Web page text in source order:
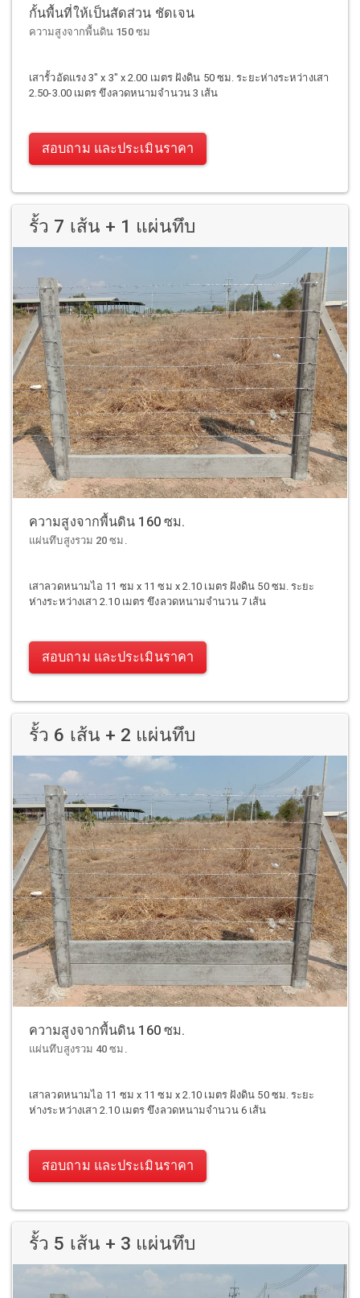
กั้นพื้นที่ให้เป็นสัดส่วน ชัดเจน
ความสูงจากพื้นดิน 150 ซม
เสารั้วอัดแรง 3" x 3" x 2.00 เมตร ฝังดิน 50 ซม. ระยะห่างระหว่างเสา
2.50-3.00 เมตร ขึงลวดหนามจำนวน 3 เส้น
สอบถาม และประเมินราคา
รั้ว 7 เส้น + 1 แผ่นทึบ
ความสูงจากพื้นดิน 160 ซม.
แผ่นทึบสูงรวม 20 ซม.
เสาลวดหนามไอ 11 ซม x 11 ซม x 2.10 เมตร ฝังดิน 50 ซม. ระยะ
ห่างระหว่างเสา 2.10 เมตร ขึงลวดหนามจำนวน 7 เส้น
สอบถาม และประเมินราคา
รั้ว 6 เส้น + 2 แผ่นทึบ
ความสูงจากพื้นดิน 160 ซม.
แผ่นทึบสูงรวม 40 ซม.
เสาลวดหนามไอ 11 ซม x 11 ซม x 2.10 เมตร ฝังดิน 50 ซม. ระยะ
ห่างระหว่างเสา 2.10 เมตร ขึงลวดหนามจำนวน 6 เส้น
สอบถาม และประเมินราคา
รั้ว 5 เส้น + 3 แผ่นทึบ